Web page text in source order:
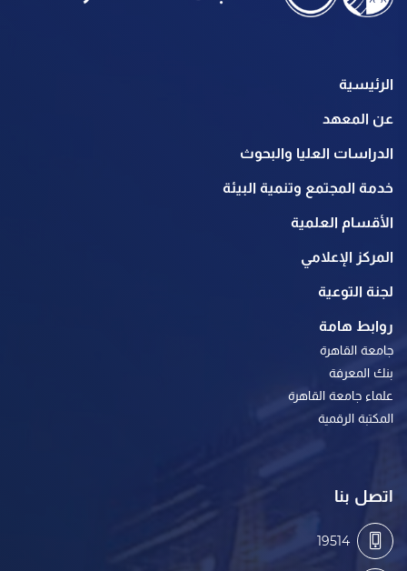
الرئيسية
عن المعهد
الدراسات العليا والبحوث
خدمة المجتمع وتنمية البيئة
الأقسام العلمية
المركز الإعلامي
لجنة التوعية
روابط هامة
جامعة القاهرة
بنك المعرفة
علماء جامعة القاهرة
المكتبة الرقمية
اتصل بنا
19514